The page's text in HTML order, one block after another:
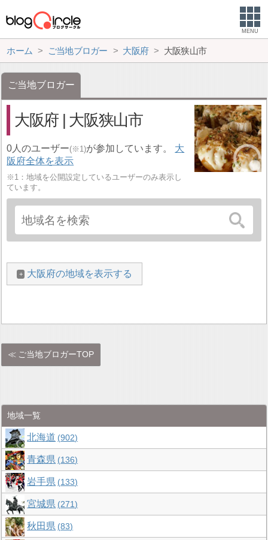
MENU
ホーム ご当地ブロガー 大阪府 大阪狭山市
ご当地ブロガー
大阪府 | 大阪狭山市
0人のユーザー(※1)が参加しています。 大
阪府全体を表示
※1：地域を公開設定しているユーザーのみ表示し
ています。
大阪府の地域を表示する
ご当地ブロガーTOP
地域一覧
北海道 902
青森県 136
岩手県 133
宮城県 271
秋田県 83